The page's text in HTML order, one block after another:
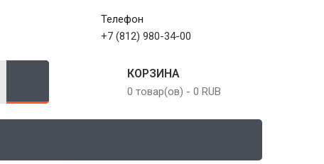
Телефон
+7 (812) 980-34-00
КОРЗИНА
0 товар(ов) - 0 RUB